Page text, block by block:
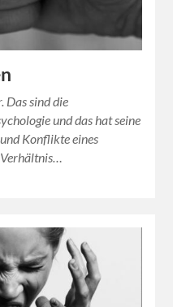
Das sind die
und das hat seine
Konflikte eines
Verhältnis…